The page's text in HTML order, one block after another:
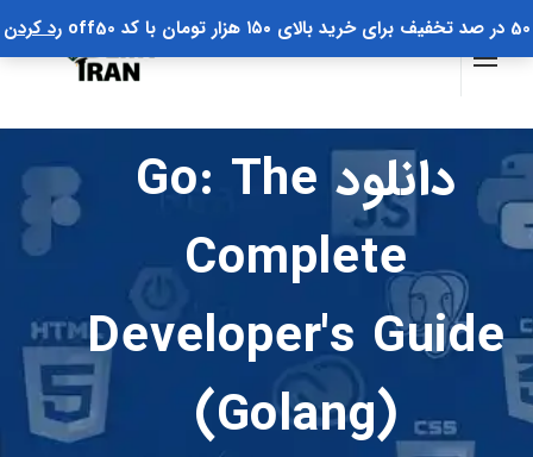
50 در صد تخفیف برای خرید بالای ۱۵۰ هزار تومان با کد off50 رد کردن
دانلود Go: The
Complete
Developer's Guide
(Golang)